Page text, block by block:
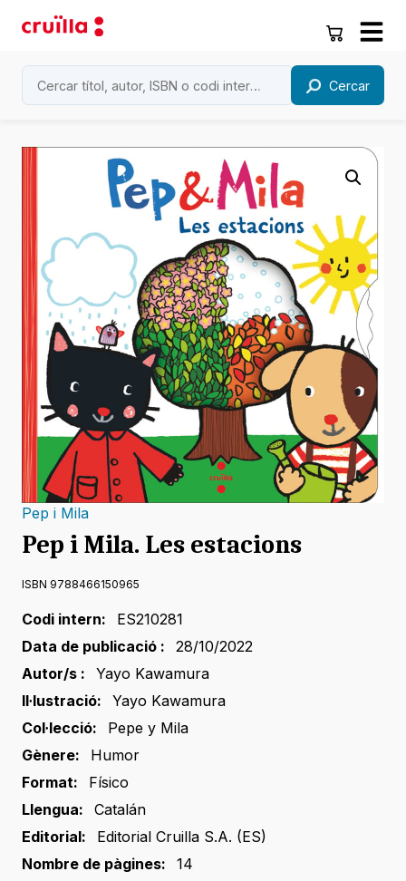
Cercar
Pep i Mila
Pep i Mila. Les estacions
ISBN 9788466150965
Codi intern:
ES210281
Data de publicació :
28/10/2022
Autor/s :
Yayo Kawamura
Il·lustració:
Yayo Kawamura
Col·lecció:
Pepe y Mila
Gènere:
Humor
Format:
Físico
Llengua:
Catalán
Editorial:
Editorial Cruilla S.A. (ES)
Nombre de pàgines:
14